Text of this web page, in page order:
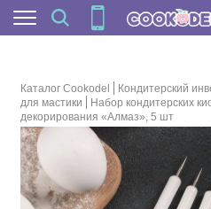
Каталог Cookodel Кондитерский
для мастики
Набор кондитерских
декорирования «Алмаз», 5 шт